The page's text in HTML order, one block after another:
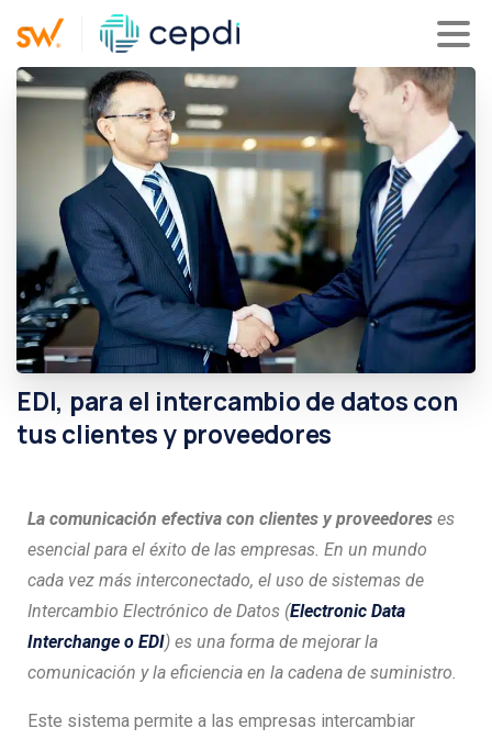
EDI, para el intercambiodedatoscon
tusclientesy proveedores
La comunicación efectiva con clientes y proveedores es
esencial para el éxito de las empresas. En un mundo
cada vez más interconectado, el uso de sistemas de
Intercambio Electrónico de Datos (Electronic Data
Interchange o EDI) es una forma de mejorar la
comunicación y la eficiencia en la cadena de suministro.
Este sistema permite a las empresas intercambiar